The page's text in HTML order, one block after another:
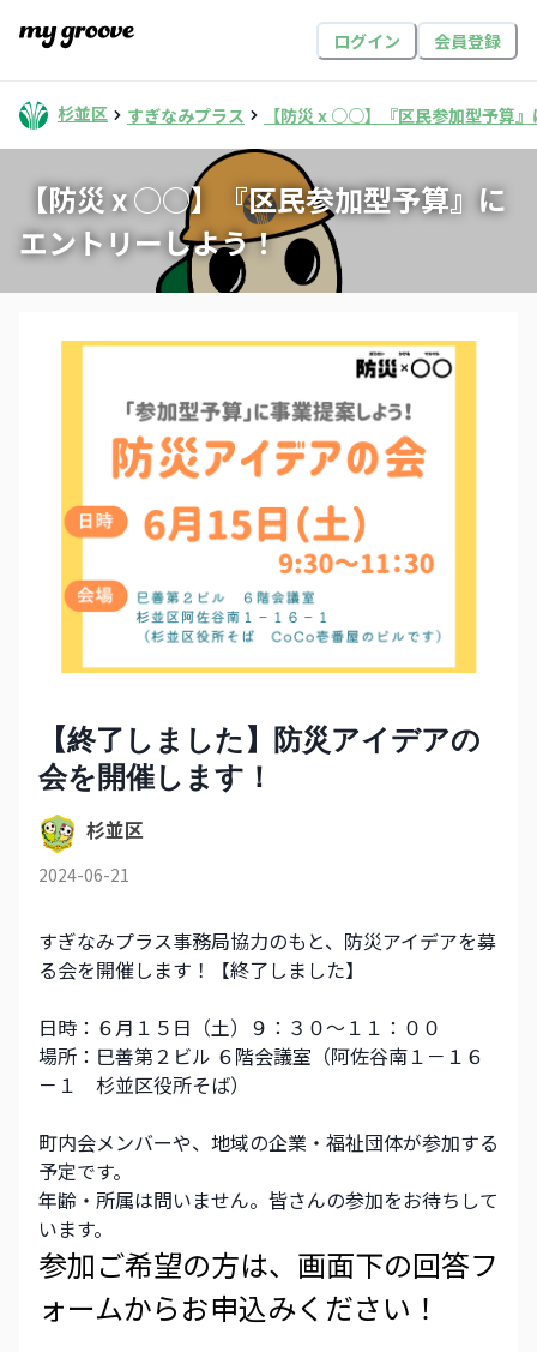
ログイン 会員登録
杉並区 すぎなみプラス 【防災 x ○○】『区民参加型予算
【防災 x ○○】『区民参加型予算』に
エントリーしよう！
【終了しました】防災アイデアの
会を開催します！
杉並区
2024-06-21
すぎなみプラス事務局協力のもと、防災アイデアを募
る会を開催します！【終了しました】
日時：６月１５日（土）９：３０～１１：００
場所：巳善第２ビル ６階会議室（阿佐谷南１－１６
－１　杉並区役所そば）
町内会メンバーや、地域の企業・福祉団体が参加する
予定です。
年齢・所属は問いません。皆さんの参加をお待ちして
います。
参加ご希望の方は、画面下の回答フ
ォームからお申込みください！